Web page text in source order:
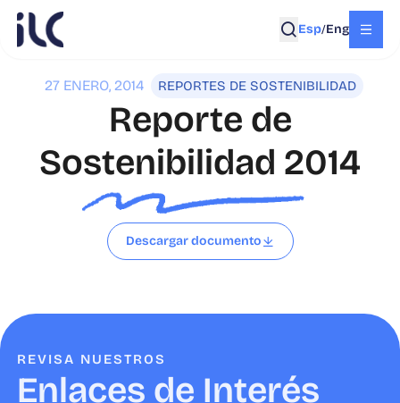
Eng
/
Esp
REPORTES DE SOSTENIBILIDAD
27 ENERO, 2014
Reporte de
Sostenibilidad 2014
Descargar documento
Enlaces de Interés
REVISA NUESTROS